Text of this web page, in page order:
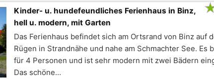
Kinder- u. hundefeundliches Ferienhaus in Binz,
hell u. modern, mit Garten
Das Ferienhaus befindet sich am Ortsrand von Binz auf
Rügen in Strandnähe und nahe am Schmachter See. Es
für 4 Personen und ist sehr modern mit zwei Bädern
Das schöne